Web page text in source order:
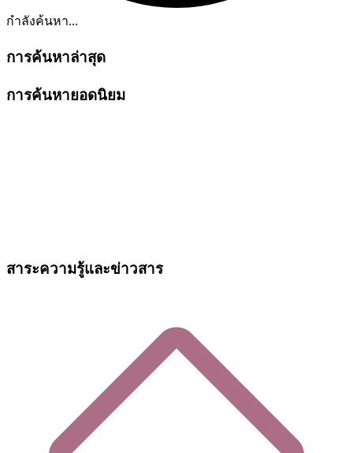
กำลังค้นหา...
การค้นหาล่าสุด
การค้นหายอดนิยม
สาระความรู้และข่าวสาร